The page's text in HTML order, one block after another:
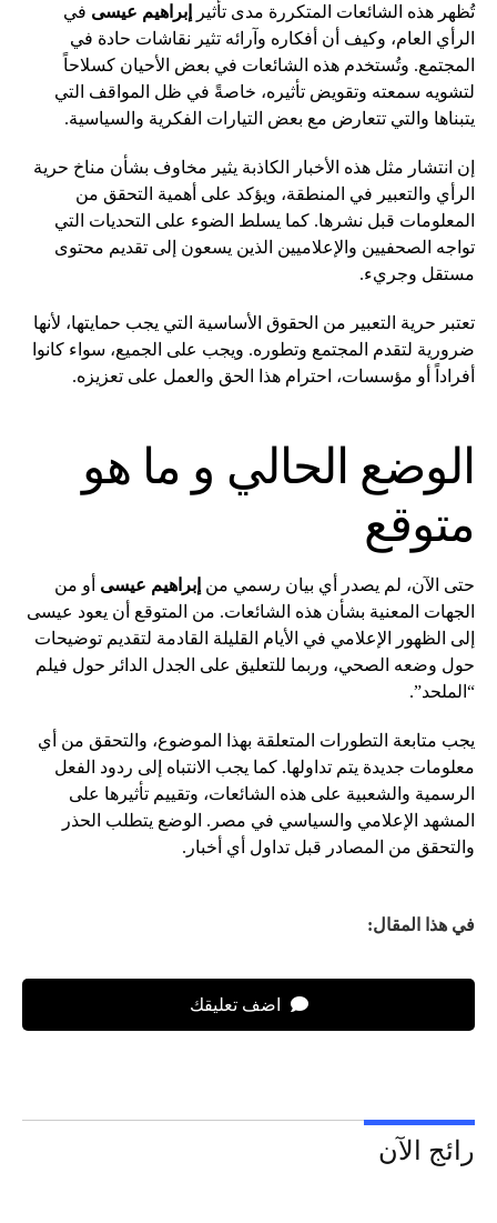
تُظهر هذه الشائعات المتكررة مدى تأثير إبراهيم عيسى في
الرأي العام، وكيف أن أفكاره وآرائه تثير نقاشات حادة في
المجتمع. وتُستخدم هذه الشائعات في بعض الأحيان كسلاحاً
لتشويه سمعته وتقويض تأثيره، خاصةً في ظل المواقف التي
يتبناها والتي تتعارض مع بعض التيارات الفكرية والسياسية.
إن انتشار مثل هذه الأخبار الكاذبة يثير مخاوف بشأن مناخ حرية
الرأي والتعبير في المنطقة، ويؤكد على أهمية التحقق من
المعلومات قبل نشرها. كما يسلط الضوء على التحديات التي
تواجه الصحفيين والإعلاميين الذين يسعون إلى تقديم محتوى
مستقل وجريء.
تعتبر حرية التعبير من الحقوق الأساسية التي يجب حمايتها، لأنها
ضرورية لتقدم المجتمع وتطوره. ويجب على الجميع، سواء كانوا
أفراداً أو مؤسسات، احترام هذا الحق والعمل على تعزيزه.
الوضع الحالي و ما هو
متوقع
حتى الآن، لم يصدر أي بيان رسمي من إبراهيم عيسى أو من
الجهات المعنية بشأن هذه الشائعات. من المتوقع أن يعود عيسى
إلى الظهور الإعلامي في الأيام القليلة القادمة لتقديم توضيحات
حول وضعه الصحي، وربما للتعليق على الجدل الدائر حول فيلم
“الملحد”.
يجب متابعة التطورات المتعلقة بهذا الموضوع، والتحقق من أي
معلومات جديدة يتم تداولها. كما يجب الانتباه إلى ردود الفعل
الرسمية والشعبية على هذه الشائعات، وتقييم تأثيرها على
المشهد الإعلامي والسياسي في مصر. الوضع يتطلب الحذر
والتحقق من المصادر قبل تداول أي أخبار.
في هذا المقال:
اضف تعليقك
رائج الآن